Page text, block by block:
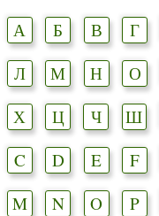
А Б В Г
Л
М Н О
Х
Ц Ч Ш
C
D E F
M
N O P